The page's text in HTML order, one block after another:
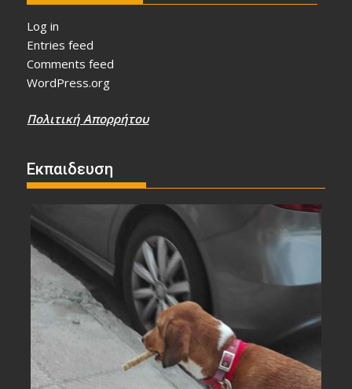
Log in
Entries feed
Comments feed
WordPress.org
Πολιτική Απορρήτου
Εκπαιδευση